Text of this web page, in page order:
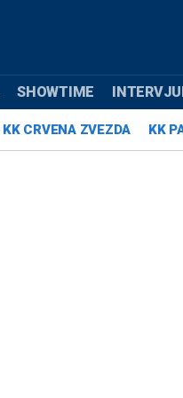
SHOWTIME
KK CRVENA ZVEZDA KK